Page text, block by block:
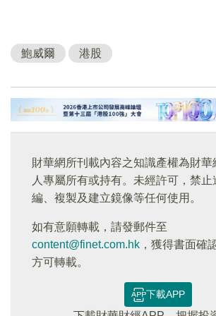
鮑威爾 港股
財華網所刊載內容之知識產權為財華
人專屬所有或持有。未經許可，禁
編、複製及建立鏡像等任何使用。
如有意願轉載，請發郵件至
content@finet.com.hk ，獲得書面確
方可轉載。
下載APP